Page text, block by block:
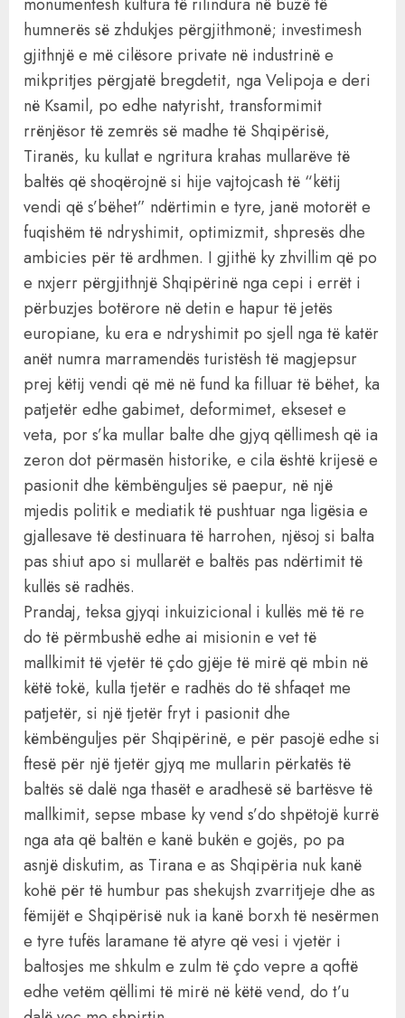
humnerës së zhdukjes përgjithmonë; investimesh
gjithnjë e më cilësore private në industrinë e
mikpritjes përgjatë bregdetit, nga Velipoja e deri
në Ksamil, po edhe natyrisht, transformimit
rrënjësor të zemrës së madhe të Shqipërisë,
Tiranës, ku kullat e ngritura krahas mullarëve të
baltës që shoqërojnë si hije vajtojcash të “këtij
vendi që s’bëhet” ndërtimin e tyre, janë motorët e
fuqishëm të ndryshimit, optimizmit, shpresës dhe
ambicies për të ardhmen. I gjithë ky zhvillim që po
e nxjerr përgjithnjë Shqipërinë nga cepi i errët i
përbuzjes botërore në detin e hapur të jetës
europiane, ku era e ndryshimit po sjell nga të katër
anët numra marramendës turistësh të magjepsur
prej këtij vendi që më në fund ka filluar të bëhet, ka
patjetër edhe gabimet, deformimet, ekseset e
veta, por s’ka mullar balte dhe gjyq qëllimesh që ia
zeron dot përmasën historike, e cila është krijesë e
pasionit dhe këmbënguljes së paepur, në një
mjedis politik e mediatik të pushtuar nga ligësia e
gjallesave të destinuara të harrohen, njësoj si balta
pas shiut apo si mullarët e baltës pas ndërtimit të
kullës së radhës.
Prandaj, teksa gjyqi inkuizicional i kullës më të re
do të përmbushë edhe ai misionin e vet të
mallkimit të vjetër të çdo gjëje të mirë që mbin në
këtë tokë, kulla tjetër e radhës do të shfaqet me
patjetër, si një tjetër fryt i pasionit dhe
këmbënguljes për Shqipërinë, e për pasojë edhe si
ftesë për një tjetër gjyq me mullarin përkatës të
baltës së dalë nga thasët e aradhesë së bartësve të
mallkimit, sepse mbase ky vend s’do shpëtojë kurrë
nga ata që baltën e kanë bukën e gojës, po pa
asnjë diskutim, as Tirana e as Shqipëria nuk kanë
kohë për të humbur pas shekujsh zvarritjeje dhe as
fëmijët e Shqipërisë nuk ia kanë borxh të nesërmen
e tyre tufës laramane të atyre që vesi i vjetër i
baltosjes me shkulm e zulm të çdo vepre a qoftë
edhe vetëm qëllimi të mirë në këtë vend, do t’u